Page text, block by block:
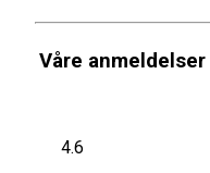
Våre anmeldelser
4.6